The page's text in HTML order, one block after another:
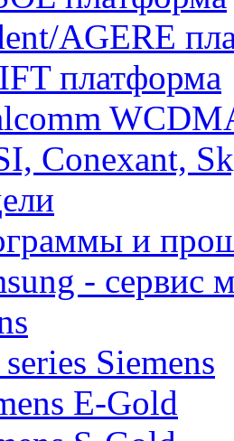
AGERE
платформа
Conexant,
и
- cервис
Siemens
E-Gold